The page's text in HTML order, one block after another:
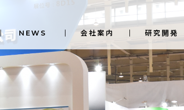
NEWS 会社案内 研究開発